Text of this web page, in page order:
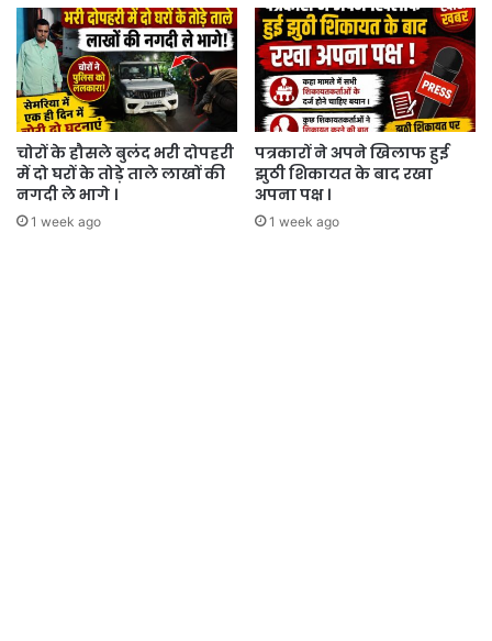
चोरों के हौसले बुलंद भरी दोपहरी
में दो घरों के तोड़े ताले लाखों की
नगदी ले भागे ।
1 week ago
पत्रकारों ने अपने खिलाफ हुई
झुठी शिकायत के बाद रखा
अपना पक्ष ।
1 week ago